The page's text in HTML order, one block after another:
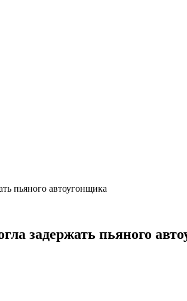
пьяного автоугонщика
задержать пьяного